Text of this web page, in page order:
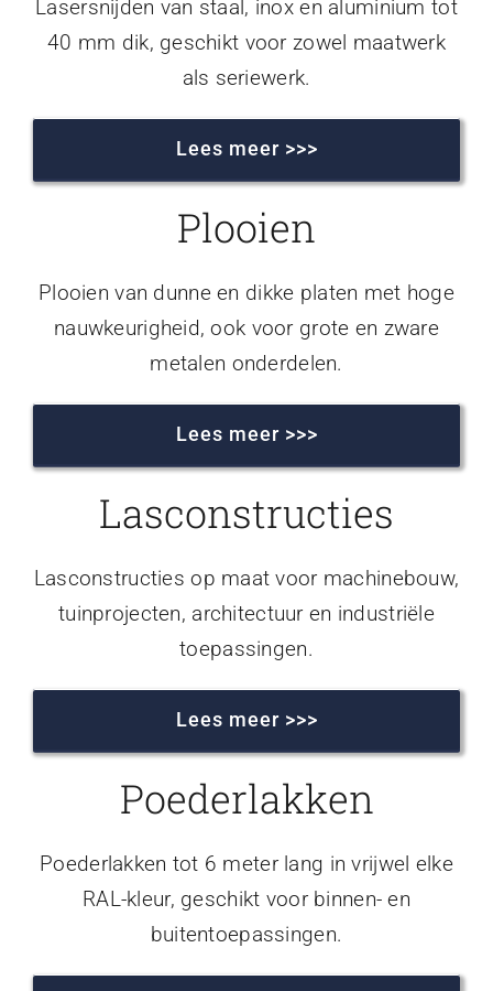
Lasersnijden van staal, inox en aluminium tot
40 mm dik, geschikt voor zowel maatwerk
als seriewerk.
Lees meer >>>
Plooien
Plooien van dunne en dikke platen met hoge
nauwkeurigheid, ook voor grote en zware
metalen onderdelen.
Lees meer >>>
Lasconstructies
Lasconstructies op maat voor machinebouw,
tuinprojecten, architectuur en industriële
toepassingen.
Lees meer >>>
Poederlakken
Poederlakken tot 6 meter lang in vrijwel elke
RAL-kleur, geschikt voor binnen- en
buitentoepassingen.